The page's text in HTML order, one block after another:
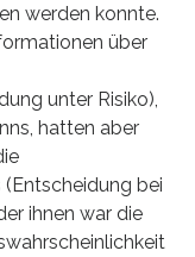
werden konnte.
über
unter Risiko),
hatten aber
bei
ihnen war die